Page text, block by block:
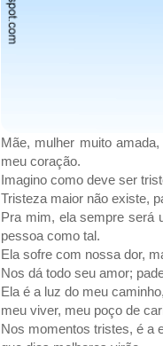
Mãe, mulher muito
meu coração.
Imagino como deve ser
Tristeza maior não existe,
Pra mim, ela sempre será
pessoa como tal.
Ela sofre com nossa dor,
Nos dá todo seu amor;
Ela é a luz do meu
meu viver, meu poço de
Nos momentos tristes, é a